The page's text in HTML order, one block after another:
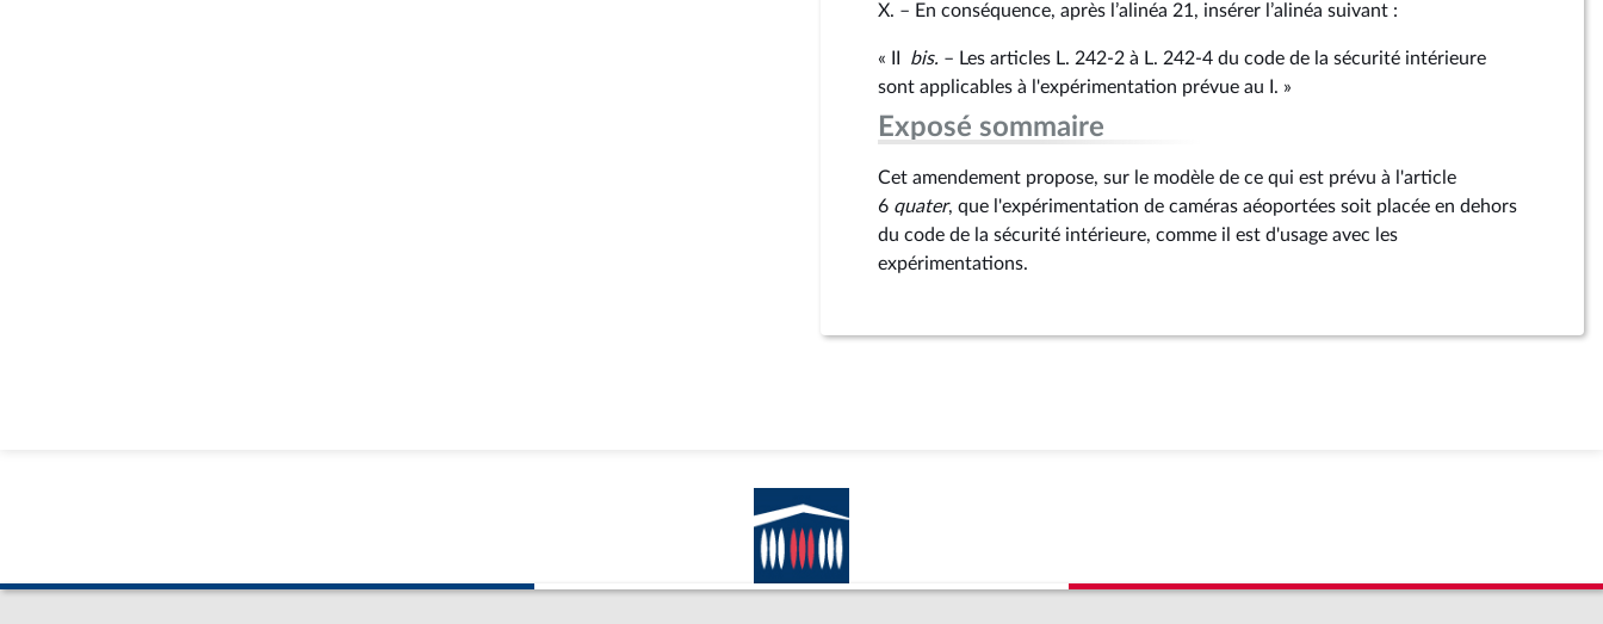
X. – En conséquence, après l’alinéa 21, insérer l’alinéa suivant :
« II bis. – Les articles L. 242‑2 à L. 242‑4 du code de la sécurité intérieure
sont applicables à l'expérimentation prévue au I. »
Exposé sommaire
Cet amendement propose, sur le modèle de ce qui est prévu à l'article
6 quater, que l'expérimentation de caméras aéoportées soit placée en dehors
du code de la sécurité intérieure, comme il est d'usage avec les
expérimentations.